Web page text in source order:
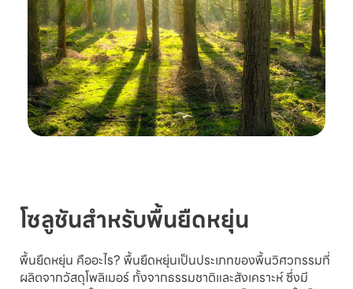
โซลูชันสำหรับพื้นยืดหยุ่น
พื้นยืดหยุ่น คืออะไร? พื้นยืดหยุ่นเป็นประเภทของพื้นวิศวกรรมที่
ผลิตจากวัสดุโพลิเมอร์ ทั้งจากธรรมชาติและสังเคราะห์ ซึ่งมี